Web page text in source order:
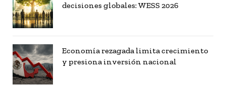
decisiones globales: WESS 2026
Economía rezagada limita crecimiento
y presiona inversión nacional